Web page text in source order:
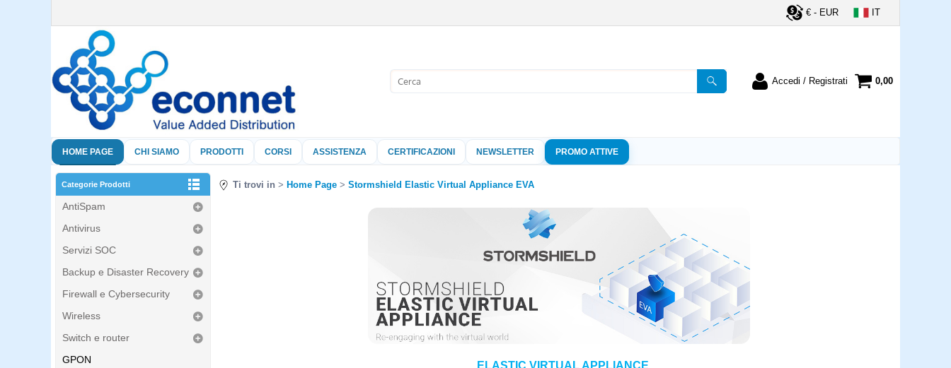
€ - EUR IT
Accedi / Registrati
nome utente e la password e poi
clicca sul pulsante "Accedi"
Hai perso la password?
0,00
HOME PAGE CHI SIAMO PRODOTTI CORSI ASSISTENZA CERTIFICAZIONI NEWSLETTER PROMO ATTIVE
Categorie Prodotti
AntiSpam
Antivirus
Servizi SOC
Backup e Disaster Recovery
Firewall e Cybersecurity
Wireless
Switch e router
GPON
Ti trovi in Home Page Stormshield Elastic Virtual Appliance EVA